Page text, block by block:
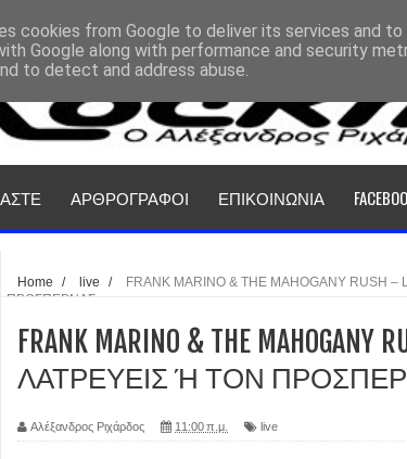
ΑΡΘΡΟΓΡΑΦΟΙ ΕΠΙΚΟΙΝΩΝΙΑ
Home / live /
FRANK MARINO & THE MAHOGANY RUSH
ΠΡΟΣΠΕΡΝΑΣ
FRANK MARINO & THE
ΛΑΤΡΕΥΕΙΣ Ή ΤΟΝ
Αλέξανδρος Ριχάρδος 11:00 π.μ. live
cookies from Google to deliver its services and
Google along with performance and security
to detect and address abuse.